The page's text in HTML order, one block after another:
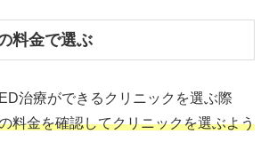
料金で選ぶ
治療ができるクリニックを選ぶ際
料金を確認してクリニックを選ぶよう